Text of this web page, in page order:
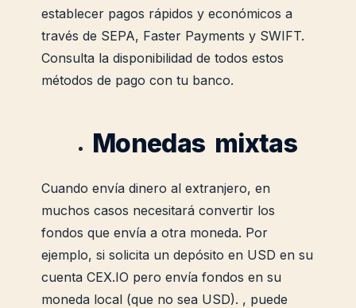
establecer pagos rápidos y económicos a
través de SEPA, Faster Payments y SWIFT.
Consulta la disponibilidad de todos estos
métodos de pago con tu banco.
Monedas mixtas
Cuando envía dinero al extranjero, en
muchos casos necesitará convertir los
fondos que envía a otra moneda. Por
ejemplo, si solicita un depósito en USD en su
cuenta CEX.IO pero envía fondos en su
moneda local (que no sea USD). , puede